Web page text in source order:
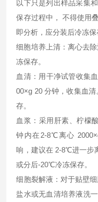
以下只是列出样品采集
保存过程中， 不得使用
即分析，应分装后冷冻保
细胞培养上清：离心去
冻保存。
血清：用干净试管收集
00×g 20 分钟，收集血
存。
血浆：采用肝素、柠檬
钟内在2-8℃离心
响，建议在 2-8℃进一步
或分后-20℃冷冻保存。
细胞裂解液：对于贴壁
盐水或无血清培养液洗